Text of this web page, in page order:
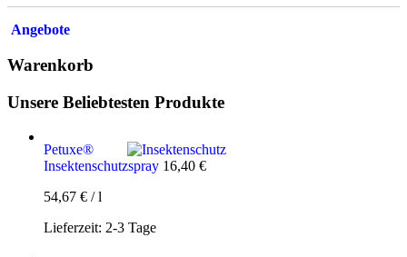
Angebote
Warenkorb
Unsere Beliebtesten Produkte
Petuxe®
Insektenschutzspray 16,40 €
54,67 € /l
Lieferzeit: 2-3 Tage